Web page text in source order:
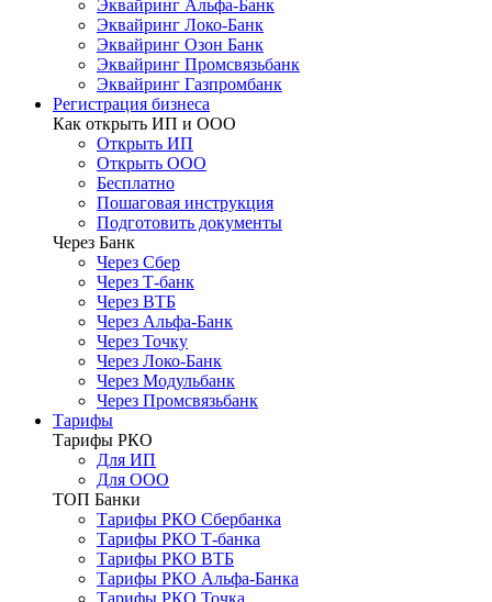
Эквайринг Альфа-Банк
Эквайринг Локо-Банк
Эквайринг Озон Банк
Эквайринг Промсвязьбанк
Эквайринг Газпромбанк
Регистрация бизнеса
Как открыть ИП и ООО
Открыть ИП
Открыть ООО
Бесплатно
Пошаговая инструкция
Подготовить документы
Через Банк
Через Сбер
Через Т-банк
Через ВТБ
Через Альфа-Банк
Через Точку
Через Локо-Банк
Через Модульбанк
Через Промсвязьбанк
Тарифы
Тарифы РКО
Для ИП
Для ООО
ТОП Банки
Тарифы РКО Сбербанка
Тарифы РКО Т-банка
Тарифы РКО ВТБ
Тарифы РКО Альфа-Банка
Тарифы РКО Точка